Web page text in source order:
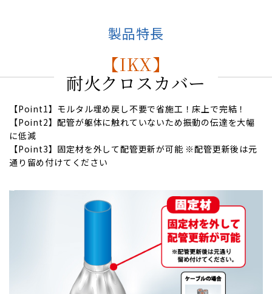
製品特長
【IKX】
耐火クロスカバー
【Point1】モルタル埋め戻し不要で省施工！床上で完結！
【Point2】配管が躯体に触れていないため振動の伝達を大幅
に低減
【Point3】固定材を外して配管更新が可能 ※配管更新後は元
通り留め付けてください